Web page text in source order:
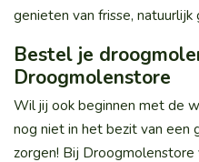
genieten van frisse,
Bestel je
Droogmolenstore
Wil jij ook beginnen met de
nog niet in het bezit van een
zorgen! Bij